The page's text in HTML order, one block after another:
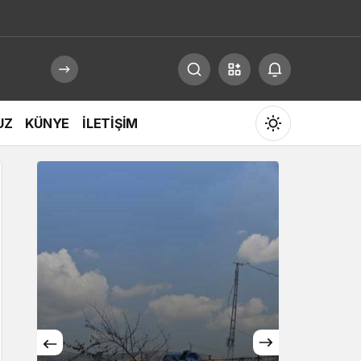
KÜNYE İLETİŞİM
Mod
değiştir
Gece Modu
Gece modunu seçin.